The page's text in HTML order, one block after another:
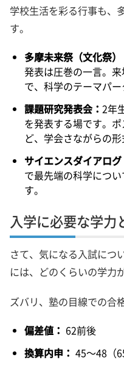
学校生活を彩る行事も、
す。
多摩未来祭（文化祭）
発表は圧巻の一言。
で、科学のテーマパー
課題研究発表会： 2年
を発表する場です。
ど、学会さながらの形
サイエンスダイアログ
で最先端の科学につ
す。
入学に必要な学力
さて、気になる入試につ
には、どのくらいの学力
ズバリ、塾の目線での合
偏差値： 62前後
換算内申： 45～48（